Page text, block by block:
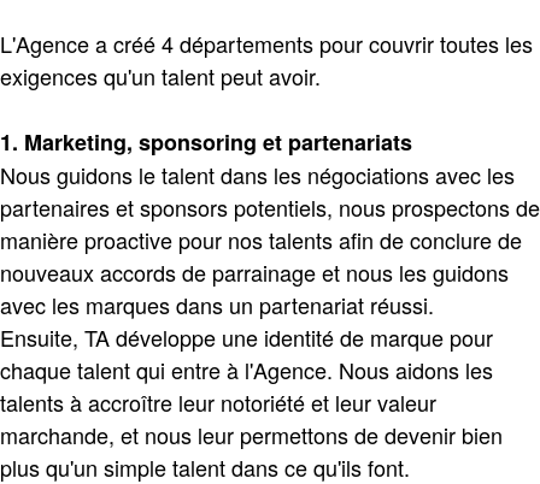
L'Agence a créé 4 départements pour couvrir toutes les
exigences qu'un talent peut avoir.
1. Marketing, sponsoring et partenariats
Nous guidons le talent dans les négociations avec les
partenaires et sponsors potentiels, nous prospectons de
manière proactive pour nos talents afin de conclure de
nouveaux accords de parrainage et nous les guidons
avec les marques dans un partenariat réussi.
Ensuite, TA développe une identité de marque pour
chaque talent qui entre à l'Agence. Nous aidons les
talents à accroître leur notoriété et leur valeur
marchande, et nous leur permettons de devenir bien
plus qu'un simple talent dans ce qu'ils font.